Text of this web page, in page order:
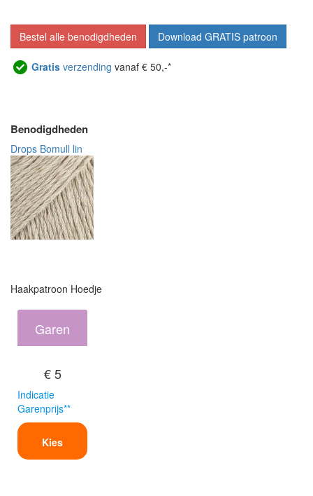
Bestel alle benodigdheden Download GRATIS patroon
Gratis verzending vanaf € 50,-*
Benodigdheden
Drops Bomull lin
Haakpatroon Hoedje
Garen
€ 5
Indicatie
Garenprijs**
Kies